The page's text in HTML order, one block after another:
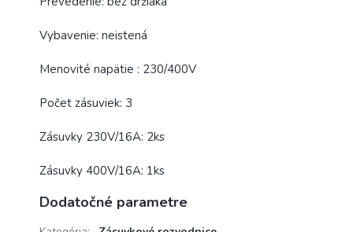
Vybavenie: neistená
Menovité napätie : 230/400V
Počet zásuviek: 3
Zásuvky 230V/16A: 2ks
Zásuvky 400V/16A: 1ks
Dodatočné parametre